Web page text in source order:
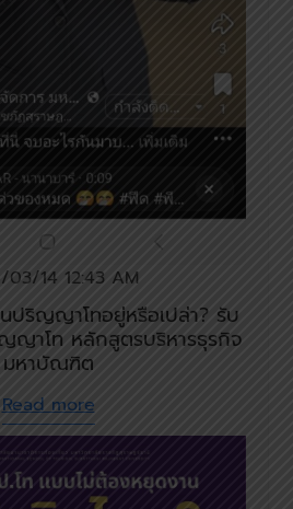
03/14 12:43 AM
ปริญญาโทอยู่หรือเปล่า? รับ
ญาโท หลักสูตรบริหารธุรกิจ
มหาบัณฑิต
Read more